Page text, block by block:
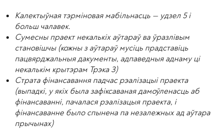
Калектыўная тэрміновая мабільнасць — удзел 5 і
больш чалавек.
Сумесны праект некалькіх аўтараў ва ўразлівым
становішчы (кожны з аўтараў мусіць прадставіць
пацвярджальныя дакументы, адпаведныя аднаму ці
некалькім крытэрам Трэка 3)
Страта фінансавання падчас рэалізацыі праекта
(выпадкі, у якіх была зафіксаваная дамоўленасць аб
фінансаванні, пачалася рэалізацыя праекта, і
фінансаванне было спынена па незалежных ад аўтара
прычынах)